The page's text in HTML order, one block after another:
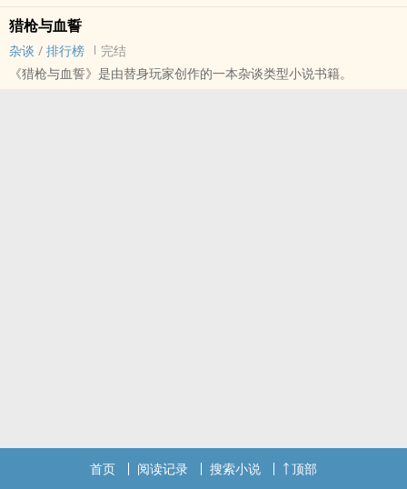
猎枪与血誓
杂谈 / 排行榜
完结
《猎枪与血誓》是由替身玩家创作的一本杂谈类型小说书籍。
首页 阅读记录 搜索小说 顶部